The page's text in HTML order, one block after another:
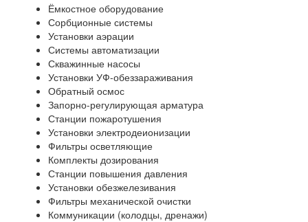
Ёмкостное оборудование
Сорбционные системы
Установки аэрации
Системы автоматизации
Скважинные насосы
Установки УФ-обеззараживания
Обратный осмос
Запорно-регулирующая арматура
Станции пожаротушения
Установки электродеионизации
Фильтры осветляющие
Комплекты дозирования
Станции повышения давления
Установки обезжелезивания
Фильтры механической очистки
Коммуникации (колодцы, дренажи)